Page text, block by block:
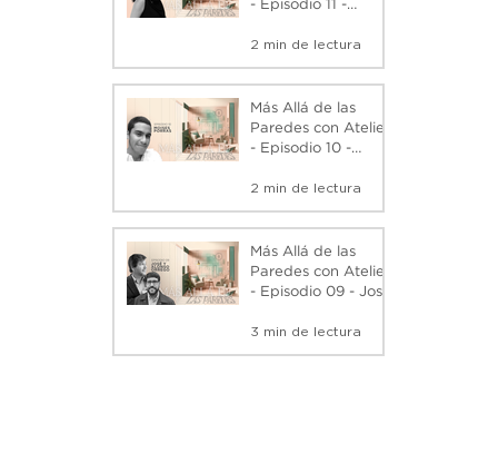
- Episodio 11 -
Gambini - Podcast
2 min de lectura
Más Allá de las
Paredes con Atelier
- Episodio 10 -
Podcast
2 min de lectura
Más Allá de las
Paredes con Atelier
- Episodio 09 - José
Evolución de
Metrópolis -
3 min de lectura